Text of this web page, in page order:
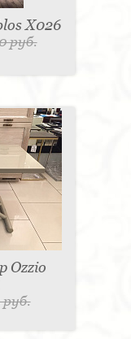
X026
руб.
Ozzio
руб.